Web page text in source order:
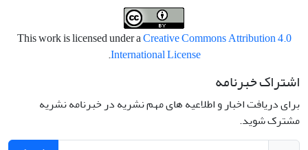
This work is licensed under aCreative Commons Attribution 4.0
International License
.
اشتراک خبرنامه
برای دریافت اخبار و اطلاعیه های مهم نشریه در خبرنامه نشریه
مشترک شوید.